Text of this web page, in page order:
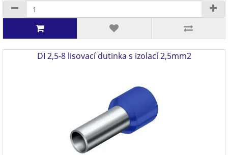
DI 2,5-8 lisovací dutinka s izolací 2,5mm2